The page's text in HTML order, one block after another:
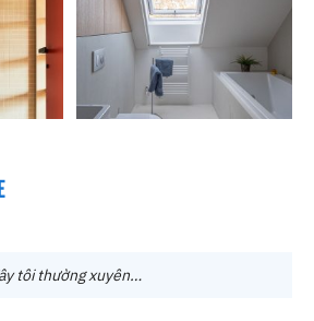
tôi thường xuyên…